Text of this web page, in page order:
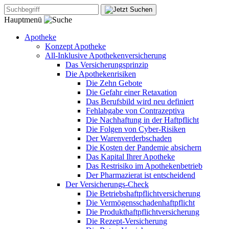
Hauptmenü
Apotheke
Konzept Apotheke
All-Inklusive Apothekenversicherung
Das Versicherungsprinzip
Die Apothekenrisiken
Die Zehn Gebote
Die Gefahr einer Retaxation
Das Berufsbild wird neu definiert
Fehlabgabe von Contrazeptiva
Die Nachhaftung in der Haftpflicht
Die Folgen von Cyber-Risiken
Der Warenverderbschaden
Die Kosten der Pandemie absichern
Das Kapital Ihrer Apotheke
Das Restrisiko im Apothekenbetrieb
Der Pharmazierat ist entscheidend
Der Versicherungs-Check
Die Betriebshaftpflichtversicherung
Die Vermögensschadenhaftpflicht
Die Produkthaftpflichtversicherung
Die Rezept-Versicherung